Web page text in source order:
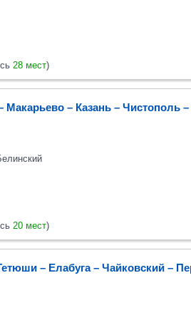
28 мест)
– Казань – Чистополь
20 мест)
– Елабуга – Чайковский –